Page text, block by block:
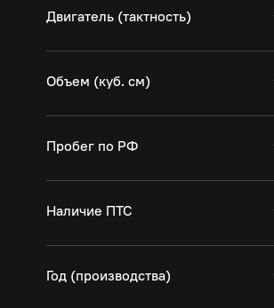
Двигатель (тактность)
Объем (куб. см)
Пробег по РФ
Наличие ПТС
Год (производства)